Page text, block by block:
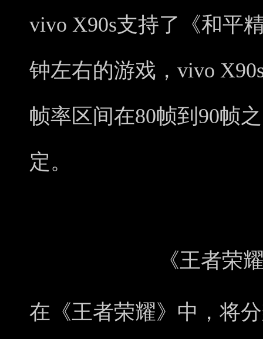
vivo X90s支持了《和平
钟左右的游戏，vivo
帧率区间在80帧到90帧
定。
《王者荣
在《王者荣耀》中，将